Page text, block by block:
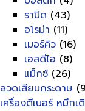
ราปิด (43)
อโรม่า (11)
เมอร์คิว (16)
เอสดีไอ (8)
แม็กซ์ (26)
ลวดเสียบกระดาษ
เครื่องตีเบอร์ หมึกเ